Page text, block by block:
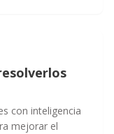
con inteligencia
mejorar el